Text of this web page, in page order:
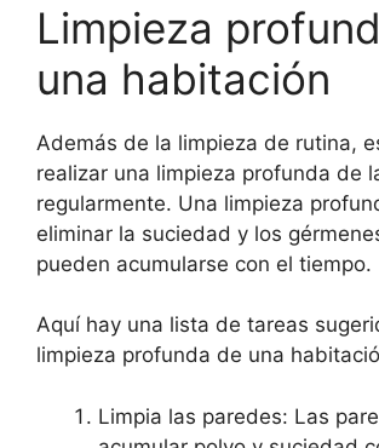
Limpieza
una habitación
Además de la limpieza de rutina,
realizar una limpieza profunda de
regularmente. Una limpieza
eliminar la suciedad y los
pueden acumularse con el tiempo.
Aquí hay una lista de tareas
limpieza profunda de una
Limpia las paredes: Las